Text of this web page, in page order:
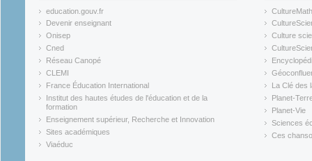
education.gouv.fr
(link is external)
Devenir enseignant
(link is external)
Onisep
(link is external)
Cned
(link is external)
Réseau Canopé
(link is external)
CLEMI
(link is external)
France Éducation International
(link is external)
Institut des hautes études de l'éducation et de la
formation
(link is external)
Enseignement supérieur, Recherche et Innovation
(link is external)
Sites académiques
(link is external)
Viaéduc
CultureMath
(link is
(link is
Culture
(link is
(link is
(link is
La Clé des
(link is
Planet-
(link is
Planet-Vie
(link is
Sciences
(link is
Ces